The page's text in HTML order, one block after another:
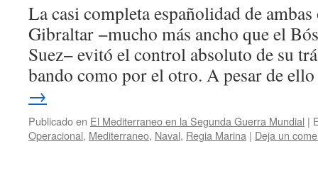
La casi completa españolidad de
Gibraltar −mucho más ancho que el
Suez− evitó el control absoluto de su
bando como por el otro. A pesar de
→
Publicado en El Mediterraneo en la Segunda Guerra Mundial |
Operacional, Mediterraneo, Naval, Regia Marina | Deja un